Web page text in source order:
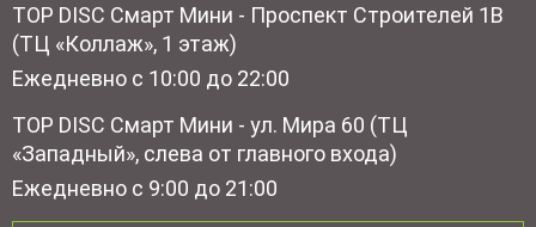
TOP DISC Смарт Мини - Проспект Строителей 1В
(ТЦ «Коллаж», 1 этаж)
Ежедневно с 10:00 до 22:00
TOP DISC Смарт Мини - ул. Мира 60 (ТЦ
«Западный», слева от главного входа)
Ежедневно с 9:00 до 21:00